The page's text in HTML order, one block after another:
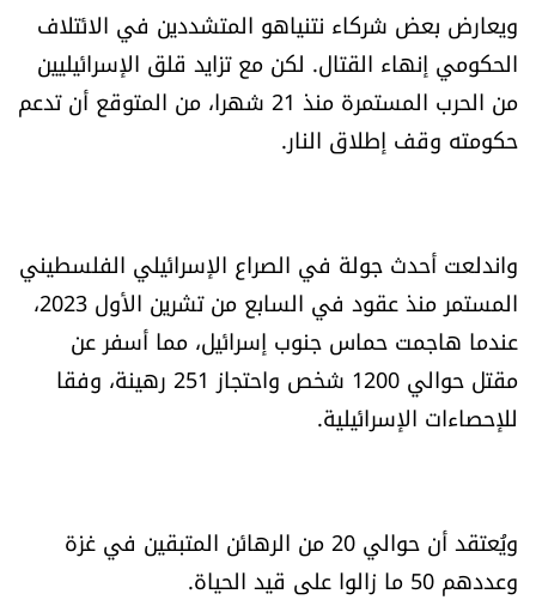
ويعارض بعض شركاء نتنياهو المتشددين في الائتلاف
الحكومي إنهاء القتال. لكن مع تزايد قلق الإسرائيليين
من الحرب المستمرة منذ 21 شهرا، من المتوقع أن تدعم
حكومته وقف إطلاق النار.
واندلعت أحدث جولة في الصراع الإسرائيلي الفلسطيني
المستمر منذ عقود في السابع من تشرين الأول 2023،
عندما هاجمت حماس جنوب إسرائيل، مما أسفر عن
مقتل حوالي 1200 شخص واحتجاز 251 رهينة، وفقا
للإحصاءات الإسرائيلية.
ويُعتقد أن حوالي 20 من الرهائن المتبقين في غزة
وعددهم 50 ما زالوا على قيد الحياة.